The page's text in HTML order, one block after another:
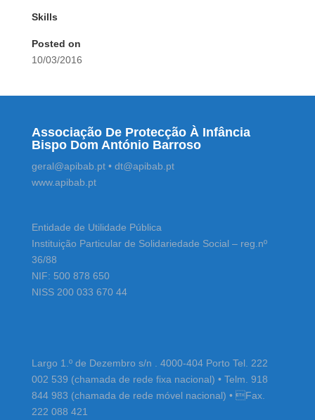
Skills
Posted on
10/03/2016
Associação De Protecção À Infância
Bispo Dom António Barroso
geral@apibab.pt • dt@apibab.pt
www.apibab.pt
Entidade de Utilidade Pública
Instituição Particular de Solidariedade Social – reg.nº
36/88
NIF: 500 878 650
NISS 200 033 670 44
Largo 1.º de Dezembro s/n . 4000-404 Porto Tel. 222
002 539 (chamada de rede fixa nacional) • Telm. 918
844 983 (chamada de rede móvel nacional) • Fax.
222 088 421